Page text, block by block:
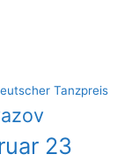
Tanzpreis
23